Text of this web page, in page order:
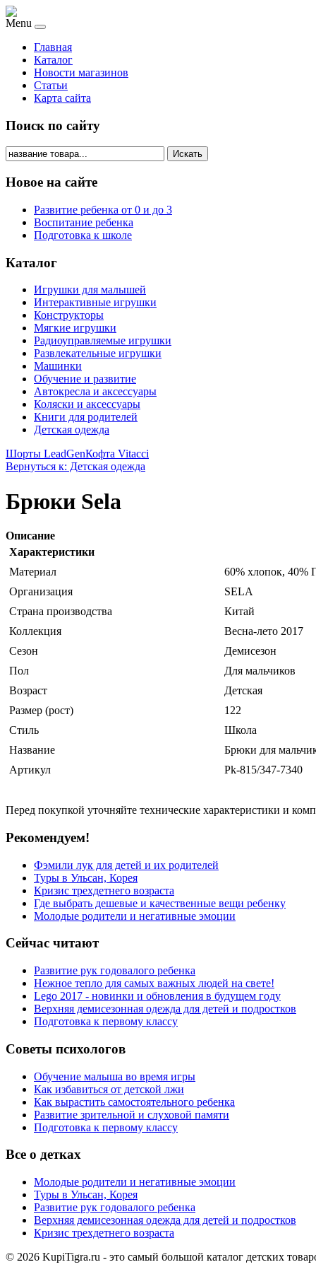
Menu
Главная
Каталог
Новости магазинов
Статьи
Карта сайта
Поиск по сайту
Искать
Новое на сайте
Развитие ребенка от 0 и до 3
Воспитание ребенка
Подготовка к школе
Каталог
Игрушки для малышей
Интерактивные игрушки
Конструкторы
Мягкие игрушки
Радиоуправляемые игрушки
Развлекательные игрушки
Машинки
Обучение и развитие
Автокресла и аксессуары
Коляски и аксессуары
Книги для родителей
Детская одежда
Шорты LeadGenКофта Vitacci
Вернуться к: Детская одежда
Брюки Sela
Описание
Характеристики
Материал
60% хлопок, 40%
Организация
SELA
Страна производства
Китай
Коллекция
Весна-лето 2017
Сезон
Демисезон
Пол
Для мальчиков
Возраст
Детская
Размер (рост)
122
Стиль
Школа
Название
Брюки для
Артикул
Pk-815/347-7340
Перед покупкой уточняйте технические характеристики и
Рекомендуем!
Фэмили лук для детей и их родителей
Туры в Ульсан, Корея
Кризис трехдетнего возраста
Где выбрать дешевые и качественные вещи ребенку
Молодые родители и негативные эмоции
Сейчас читают
Развитие рук годовалого ребенка
Нежное тепло для самых важных людей на свете!
Lego 2017 - новинки и обновления в будущем году
Верхняя демисезонная одежда для детей и подростков
Подготовка к первому классу
Советы психологов
Обучение малыша во время игры
Как избавиться от детской лжи
Как вырастить самостоятельного ребенка
Развитие зрительной и слуховой памяти
Подготовка к первому классу
Все о детках
Молодые родители и негативные эмоции
Туры в Ульсан, Корея
Развитие рук годовалого ребенка
Верхняя демисезонная одежда для детей и подростков
Кризис трехдетнего возраста
© 2026 KupiTigra.ru - это самый большой каталог детских